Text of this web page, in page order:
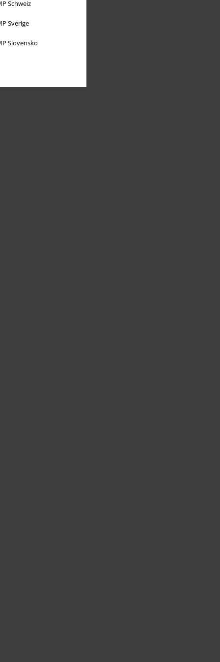
Schweiz
Sverige
Slovensko